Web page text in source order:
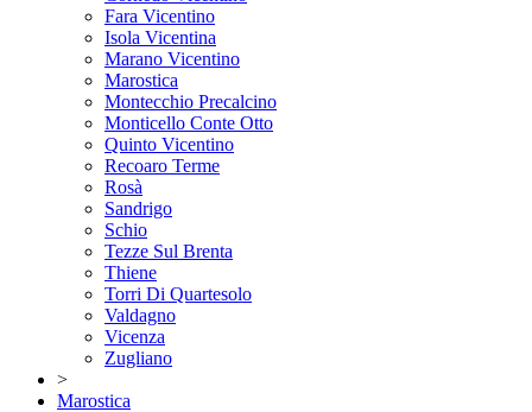
Fara Vicentino
Isola Vicentina
Marano Vicentino
Marostica
Montecchio Precalcino
Monticello Conte Otto
Quinto Vicentino
Recoaro Terme
Rosà
Sandrigo
Schio
Tezze Sul Brenta
Thiene
Torri Di Quartesolo
Valdagno
Vicenza
Zugliano
>
Marostica